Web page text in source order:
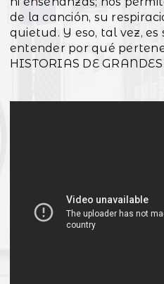
de la canción, su
quietud. Y eso, tal vez,
entender por qué
HISTORIAS DE